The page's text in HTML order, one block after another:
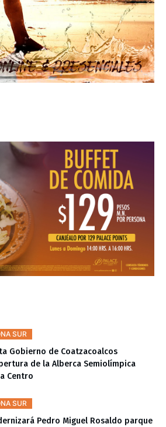
SUR
Gobierno de Coatzacoalcos
de la Alberca Semiolímpica
Centro
SUR
Pedro Miguel Rosaldo parque